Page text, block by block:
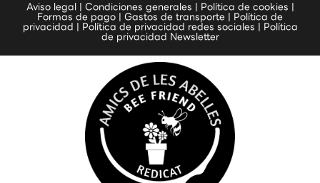
Aviso legal| Condiciones generales | Política de cookies |
Formas de pago | Gastos de transporte | Política de
privacidad | Política de privacidad redes sociales | Política
de privacidad Newsletter